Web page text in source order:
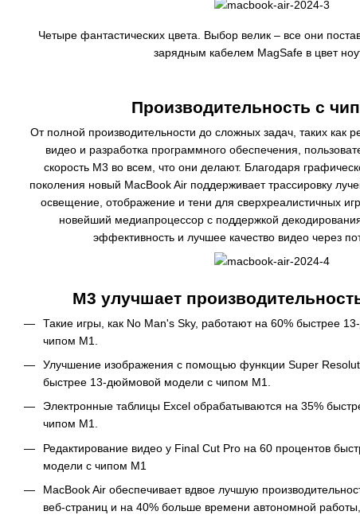
Четыре фантастических цвета. Выбор велик – все они
зарядным кабелем MagSafe в цвет
Производительность с
От полной производительности до сложных задач, таких как
видео и разработка программного обеспечения,
скорость M3 во всем, что они делают. Благодаря
поколения новый MacBook Air поддерживает трассировку
освещение, отображение и тени для сверхреалистичных
новейший медиапроцессор с поддержкой
эффективность и лучшее качество видео через
M3 улучшает
Такие игры, как No Man's Sky, работают на 60% быстрее
чипом M1.
Улучшение изображения с помощью функции Super
быстрее 13-дюймовой модели с чипом M1.
Электронные таблицы Excel обрабатываются на 35%
чипом M1.
Редактирование видео у Final Cut Pro на 60 процентов
модели с чипом M1
MacBook Air обеспечивает вдвое лучшую
веб-страниц и на 40% больше времени автономной